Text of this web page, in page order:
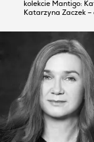
kolekcie Mantigo:
Katarzyna Zaczek –